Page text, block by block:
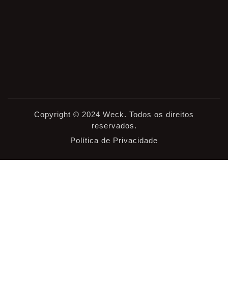
Copyright © 2024 Weck. Todos os direitos
reservados.
Política de Privacidade